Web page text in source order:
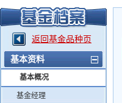
添富优势 华安宏利 上证180价值ETF
返回基金品种页
基本资料
基本概况
基金经理